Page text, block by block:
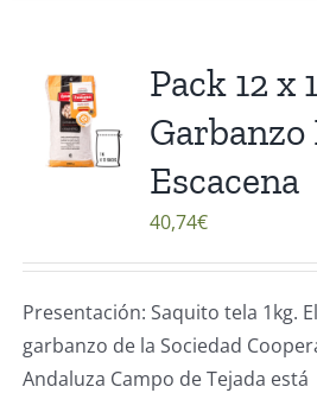
Pack 12 x
Escacena
40,74€
Presentación: Saquito tela 1kg. El
garbanzo de la Sociedad
Andaluza Campo de Tejada está